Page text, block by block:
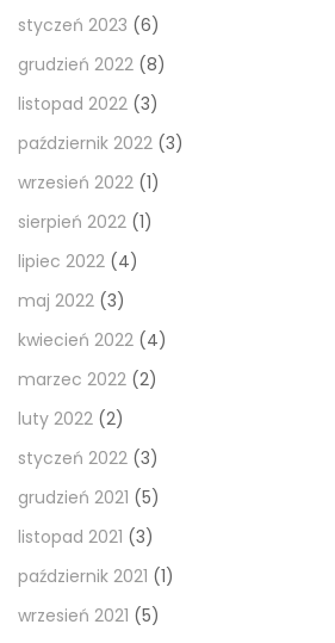
styczeń 2023 (6)
grudzień 2022 (8)
listopad 2022 (3)
październik 2022 (3)
wrzesień 2022 (1)
sierpień 2022 (1)
lipiec 2022 (4)
maj 2022 (3)
kwiecień 2022 (4)
marzec 2022 (2)
luty 2022 (2)
styczeń 2022 (3)
grudzień 2021 (5)
listopad 2021 (3)
październik 2021 (1)
wrzesień 2021 (5)